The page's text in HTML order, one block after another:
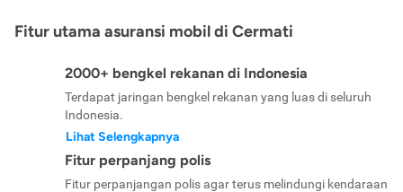
Fitur utama asuransi mobil di Cermati
2000+ bengkel rekanan di Indonesia
Terdapat jaringan bengkel rekanan yang luas di seluruh
Indonesia.
Lihat Selengkapnya
Fitur perpanjang polis
Fitur perpanjangan polis agar terus melindungi kendaraan